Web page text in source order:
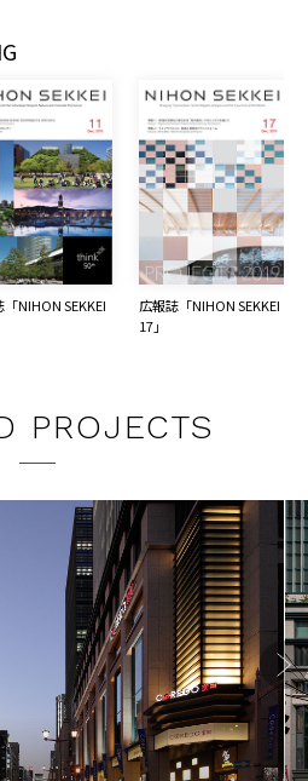
「NIHON SEKKEI
広報誌「NIHON SEKKEI
17」
PROJECTS
Next